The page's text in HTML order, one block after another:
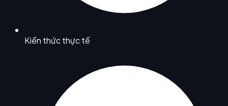
Kiến thức thực tế